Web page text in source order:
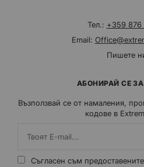
Тел.: +359 876
Email:
Пишете
АБОНИРАЙ СЕ
Възползвай се от намаления,
кодове в
Съгласен съм